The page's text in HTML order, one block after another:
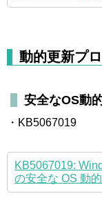
動的更新プ
安全なOS動
・KB5067019
KB5067019:
の安全な OS 動